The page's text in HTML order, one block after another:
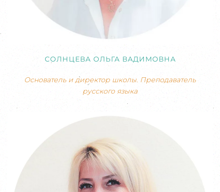
СОЛНЦЕВА ОЛЬГА ВАДИМОВНА
Основатель и директор школы. Преподаватель
русского языка